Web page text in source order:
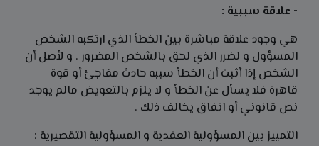
- علاقة سببية :
هي وجود علاقة مباشرة بين الخطأ الذي ارتكبه الشخص
المسؤول و لضرر الذي لحق بالشخص المضرور . و لأصل أن
الشخص إذا أثبت أن الخطأ سببه حادث مفاجئ أو قوة
قاهرة فلا يسأل عن الخطأ و لا يلزم بالتعويض مالم يوجد
نص قانوني أو اتفاق يخالف ذلك .
التمييز بين المسؤولية العقدية و المسؤولية التقصيرية :